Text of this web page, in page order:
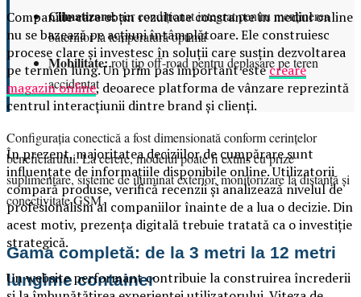
Climatizare:aer condiționat integrat pentru menținerea
bateriilor la temperatură optimă
Mobilitate:roți tip off-road pentru deplasare pe teren
accidentat
Configurația conectică a fost dimensionată conform cerințelor
beneficiarului. La cerere, modelul poate fi extins cu prize
suplimentare, sisteme de iluminat exterior, monitorizare la distanță și
conectivitate GSM.
Gama completă: de la 3 metri la 12 metri
lungime container
Companiile care obțin rezultate constante în mediul online
nu se bazează pe acțiuni întâmplătoare. Ele construiesc
procese clare și investesc în soluții care susțin dezvoltarea
pe termen lung. Un prim pas important estecreare
magazin online, deoarece platforma de vânzare reprezintă
centrul interacțiunii dintre brand și clienți.
În prezent, majoritatea deciziilor de cumpărare sunt
influențate de informațiile disponibile online. Utilizatorii
compară produse, verifică recenzii și analizează nivelul de
profesionalism al companiilor înainte de a lua o decizie. Din
acest motiv, prezența digitală trebuie tratată ca o investiție
strategică.
Un website performant contribuie la construirea încrederii